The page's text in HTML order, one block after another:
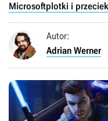
Microsoftplotki i
Autor:
Adrian Werner